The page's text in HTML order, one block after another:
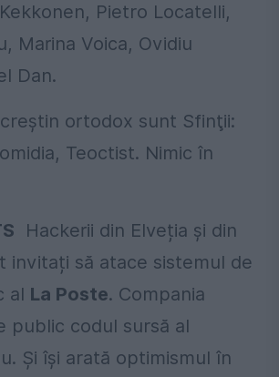
Pietro Locatelli,
Marina Voica, Ovidiu
Dan.
ortodox sunt Sfinţii:
Teoctist. Nimic în
Hackerii din Elveția și din
invitați să atace sistemul de
al La Poste. Compania
public codul sursă al
Și își arată optimismul în